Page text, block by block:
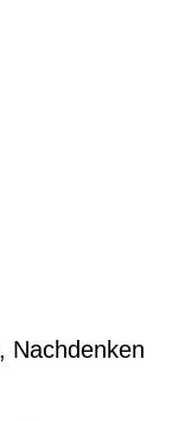
Nachdenken